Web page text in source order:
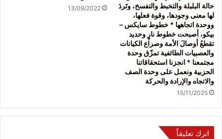
حالة البلبلة والتخبط والتفسخ، وتَردَ
لها معنى وجودها، وقوة فعلها،
ووحدة اتجاهها * خطوط سايكس –
بيكو، أصبحت خطوط نارٍ وحديد
تقطعُ أوصالَ الأمة وصراع الكيانات
والعصبيات الطائفية تمزّق وحدة
مجتمعنا * انجزنا استحقاقاتنا
الحزبية ونعمل على وحدة الصف
والاتجاه والإرادة والحركة
15/11/2025
13/09/2022
اترك تعليقاً